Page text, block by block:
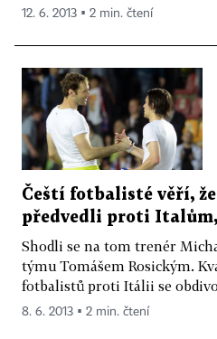
12. 6. 2013 ▪ 2 min. čtení
Čeští fotbalisté věří,
předvedli proti Italům,
Shodli se na tom trenér
týmu Tomášem Rosickým.
fotbalistů proti Itálii se
8. 6. 2013 ▪ 2 min. čtení